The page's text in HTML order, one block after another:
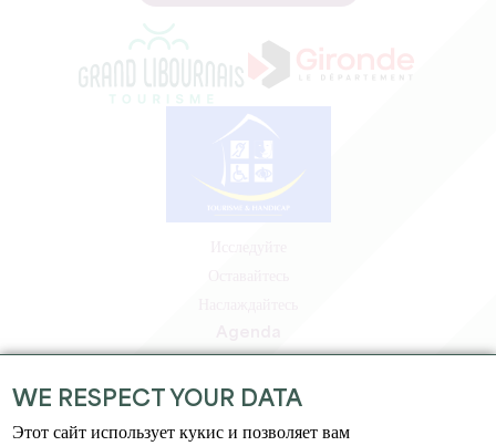
Зона для участников
WE RESPECT YOUR DATA
Этот сайт использует кукис и позволяет вам